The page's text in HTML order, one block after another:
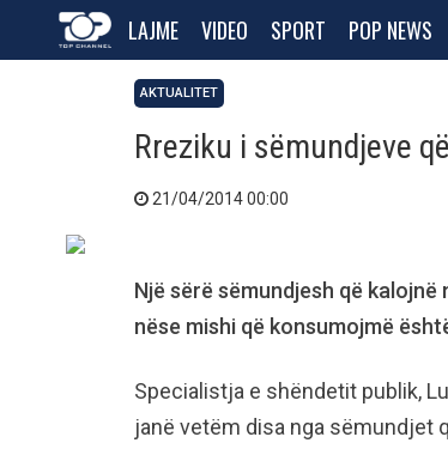
LAJME VIDEO SPORT POP NEWS
AKTUALITET
Rreziku i sëmundjeve
21/04/2014 00:00
Një sërë sëmundjesh që
nëse mishi që konsumojmë
Specialistja e shëndetit publik,
janë vetëm disa nga sëmundjet